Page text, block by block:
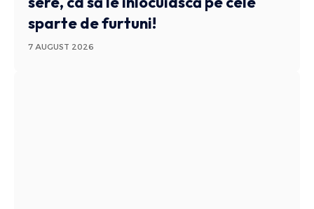
sparte de furtuni!
7 AUGUST 2026